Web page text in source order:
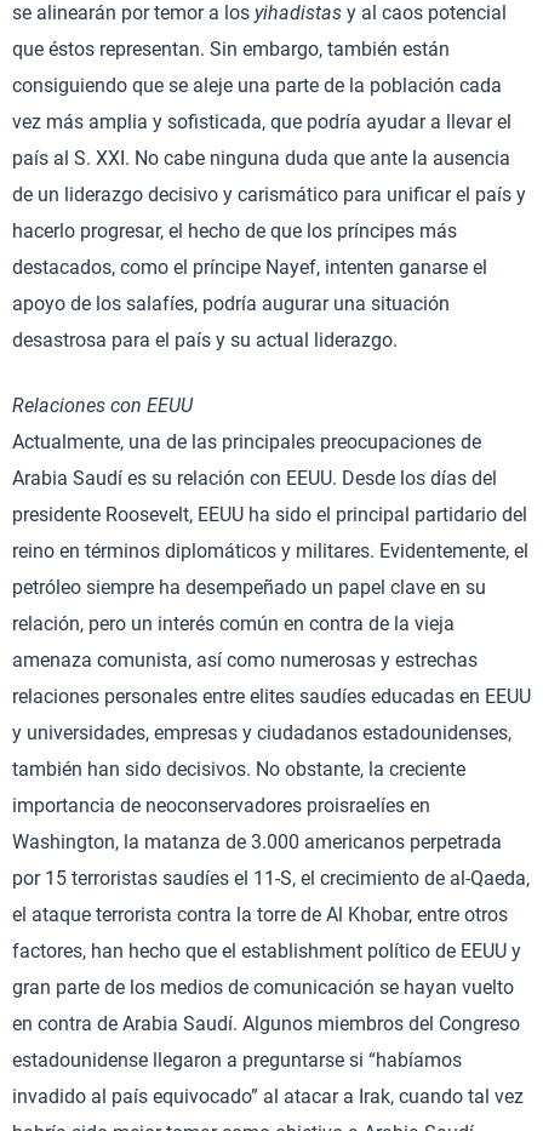
se alinearán por temor a los yihadistas y al caos potencial
que éstos representan. Sin embargo, también están
consiguiendo que se aleje una parte de la población cada
vez más amplia y sofisticada, que podría ayudar a llevar el
país al S. XXI. No cabe ninguna duda que ante la ausencia
de un liderazgo decisivo y carismático para unificar el país y
hacerlo progresar, el hecho de que los príncipes más
destacados, como el príncipe Nayef, intenten ganarse el
apoyo de los salafíes, podría augurar una situación
desastrosa para el país y su actual liderazgo.
Relaciones con EEUU
Actualmente, una de las principales preocupaciones de
Arabia Saudí es su relación con EEUU. Desde los días del
presidente Roosevelt, EEUU ha sido el principal partidario del
reino en términos diplomáticos y militares. Evidentemente, el
petróleo siempre ha desempeñado un papel clave en su
relación, pero un interés común en contra de la vieja
amenaza comunista, así como numerosas y estrechas
relaciones personales entre elites saudíes educadas en EEUU
y universidades, empresas y ciudadanos estadounidenses,
también han sido decisivos. No obstante, la creciente
importancia de neoconservadores proisraelíes en
Washington, la matanza de 3.000 americanos perpetrada
por 15 terroristas saudíes el 11-S, el crecimiento de al-Qaeda,
el ataque terrorista contra la torre de Al Khobar, entre otros
factores, han hecho que el establishment político de EEUU y
gran parte de los medios de comunicación se hayan vuelto
en contra de Arabia Saudí. Algunos miembros del Congreso
estadounidense llegaron a preguntarse si “habíamos
invadido al país equivocado” al atacar a Irak, cuando tal vez